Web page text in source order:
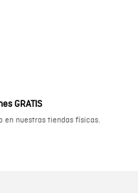
GRATIS
en nuestras tiendas físicas.